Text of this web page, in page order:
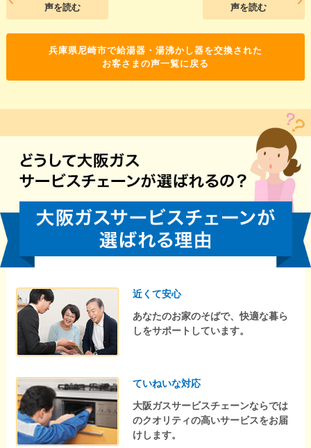
声を読む
声を読む
兵庫県尼崎市で給湯器・湯沸かし器を交換された
お客さまの声一覧に戻る
近くて安心
あなたのお家のそばで、快適な暮ら
しをサポートしています。
ていねいな対応
大阪ガスサービスチェーンならでは
のクオリティの高いサービスをお届
けします。